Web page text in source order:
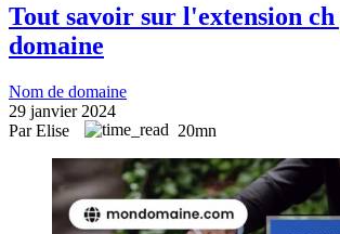
Tout savoir sur l'extension ch
domaine
Nom de domaine
29 janvier 2024
Par Elise
20mn